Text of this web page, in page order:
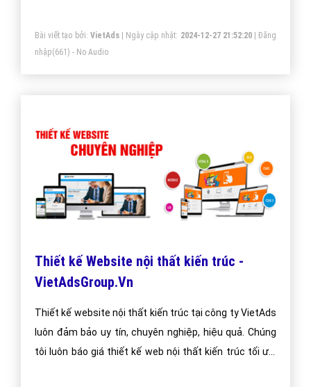
tăng trải nghiệm người dùng duyệt app.
Bài viết tạo bởi: VietAds| Ngày cập nhật: 2024-12-27 21:52:20|Đăng
nhập(661) - No Audio
Thiết kế Website nội thất kiến trúc -
VietAdsGroup.Vn
Thiết kế website nội thất kiến trúc tại công ty VietAds
luôn đảm bảo uy tín, chuyên nghiệp, hiệu quả. Chúng
tôi luôn báo giá thiết kế web nội thất kiến trúc tối ưu,